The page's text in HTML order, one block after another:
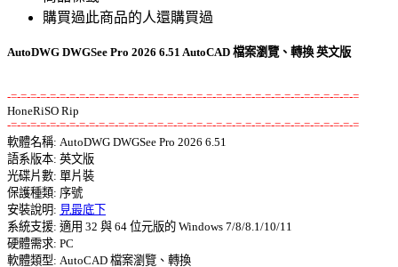
購買過此商品的人還購買過
AutoDWG DWGSee Pro 2026 6.51 AutoCAD 檔案瀏覽、轉換 英文版
-=-=-=-=-=-=-=-=-=-=-=-=-=-=-=-=-=-=-=-=-=-=-=-=-=-=-=-=-=-=-=-=-=-=-=-=
-=-=-=-=-=-=-=-=-=-=-=-=-=-=-=-=-=-=-=-=-=-=-=-=-=-=-=-=-=-=-=-=-=-=-=-=
軟體名稱: AutoDWG DWGSee Pro 2026 6.51
語系版本: 英文版
光碟片數: 單片裝
保護種類: 序號
安裝說明: 見最底下
系統支援: 適用 32 與 64 位元版的 Windows 7/8/8.1/10/11
硬體需求: PC
軟體類型: AutoCAD 檔案瀏覽、轉換